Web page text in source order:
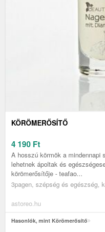
KÖRÖMERŐSÍTŐ
4 190 Ft
A hosszú körmök a mindennapi
lehetnek ápoltak és
körömerősítője - teafao...
3pagen, szépség és egészség,
astoreo.hu
Hasonlók, mint Körömerősítő